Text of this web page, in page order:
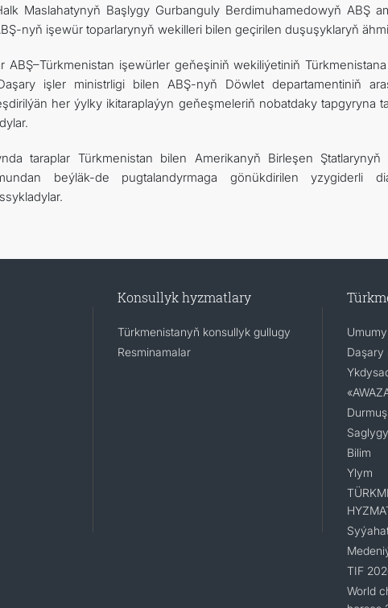
Maslahatynyň Başlygy Gurbanguly Berdimuhamedowyň ABŞ
nyň işewür toparlarynyň wekilleri bilen geçirilen duşuşyklaryň
ABŞ–Türkmenistan işewürler geňeşiniň wekiliýetiniň
işler ministrligi bilen ABŞ-nyň Döwlet departamentiniň
her ýylky ikitaraplaýyn geňeşmeleriň nobatdaky tapgyryna
taraplar Türkmenistan bilen Amerikanyň Birleşen
beýläk-de pugtalandyrmaga gönükdirilen yzygiderli
Konsullyk hyzmatlary
Türkmenistanyň konsullyk gullugy
Resminamalar
Daşary
Bilim
Ylym
TIF
World